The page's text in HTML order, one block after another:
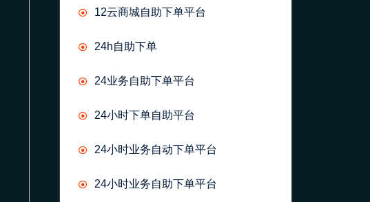
12云商城自助下单平台
24h自助下单
24业务自助下单平台
24小时下单自助平台
24小时业务自动下单平台
24小时业务自助下单平台